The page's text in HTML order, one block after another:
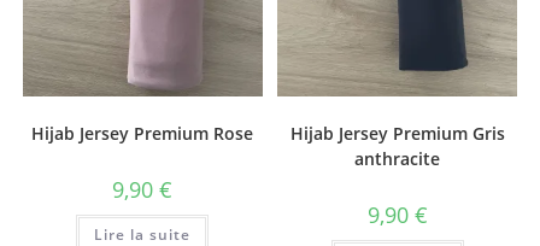
Hijab Jersey Premium Rose
9,90€
Lire la suite
Hijab Jersey Premium Gris
anthracite
9,90 €